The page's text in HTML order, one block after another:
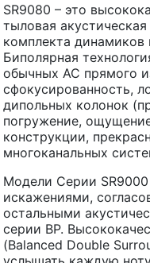
SR9080 – это
тыловая
комплекта динамиков
Биполярная
обычных АС прямого
сфокусированность,
дипольных колонок
погружение,
конструкции,
многоканальных
Модели Серии
искажениями,
остальными
серии BP.
(Balanced Double